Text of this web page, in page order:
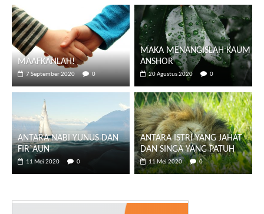
MAAFKANLAH!
7 September 2020 0
MAKA MENANGISLAH KAUM
ANSHOR
20 Agustus 2020 0
ANTARA NABI YUNUS DAN
FIR`AUN
11 Mei 2020 0
ANTARA ISTRI YANG JAHAT
DAN SINGA YANG PATUH
11 Mei 2020 0